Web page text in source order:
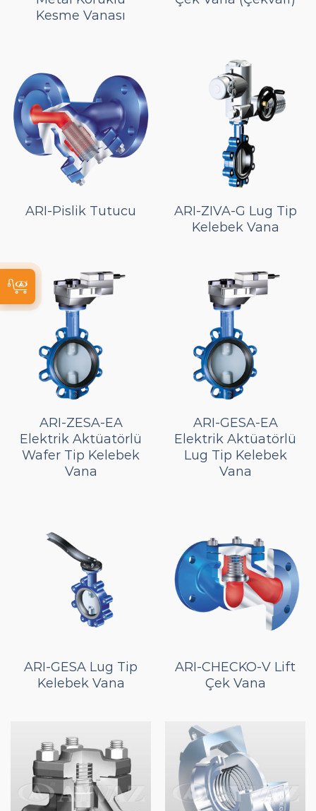
Kesme Vanası
ARI-Pislik Tutucu
ARI-ZIVA-G Lug Tip
Kelebek Vana
ARI-ZESA-EA
Elektrik Aktüatörlü
Wafer Tip Kelebek
Vana
ARI-GESA-EA
Elektrik Aktüatörlü
Lug Tip Kelebek
Vana
ARI-GESA Lug Tip
Kelebek Vana
ARI-CHECKO-V Lift
Çek Vana